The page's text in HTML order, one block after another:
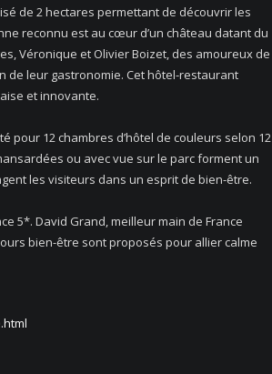
de 2 hectares permettant de découvrir les
reconnu est au cœur d’un château datant du
Véronique et Olivier Boizet, des amoureux de
de leur gastronomie. Cet hôtel-restaurant
et innovante.
pour 12 chambres d’hôtel de couleurs selon 12
ou avec vue sur le parc forment un
les visiteurs dans un esprit de bien-être.
5*. David Grand, meilleur main de France
bien-être sont proposés pour allier calme